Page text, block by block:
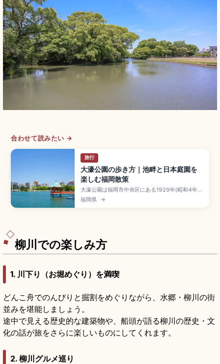
合わせて読みたい →
旅行
大濠公園の歩き方｜池畔と日本庭園を
楽しむ福岡散策
大濠公園は福岡市中央区にある1929年(昭和4年)
に中国の西湖をモデルに整備した都市公園で、福
岡城外堀を利用した国登録記念物です。池の周囲
福岡県 →
柳川での楽しみ方
1. 川下り（お堀めぐり）を満喫
どんこ舟でのんびりと掘割をめぐりながら、水郷・柳川の街
並みを堪能しましょう。
途中で見える歴史的な建築物や、船頭が語る柳川の歴史・文
化の話が旅をさらに楽しいものにしてくれます。
2. 柳川グルメ巡り